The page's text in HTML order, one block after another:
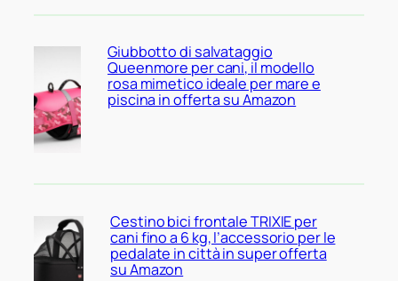
Giubbotto di salvataggio
Queenmore per cani, il modello
rosa mimetico ideale per mare e
piscina in offerta su Amazon
Cestino bici frontale TRIXIE per
cani fino a 6 kg, l’accessorio per le
pedalate in città in super offerta
su Amazon